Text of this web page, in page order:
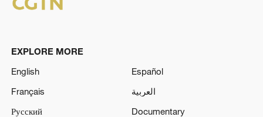
EXPLORE MORE
English
Español
Français
العربية
Русский
Documentary